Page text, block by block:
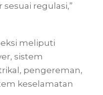
regulasi,”
meliputi
sistem
pengereman,
keselamatan